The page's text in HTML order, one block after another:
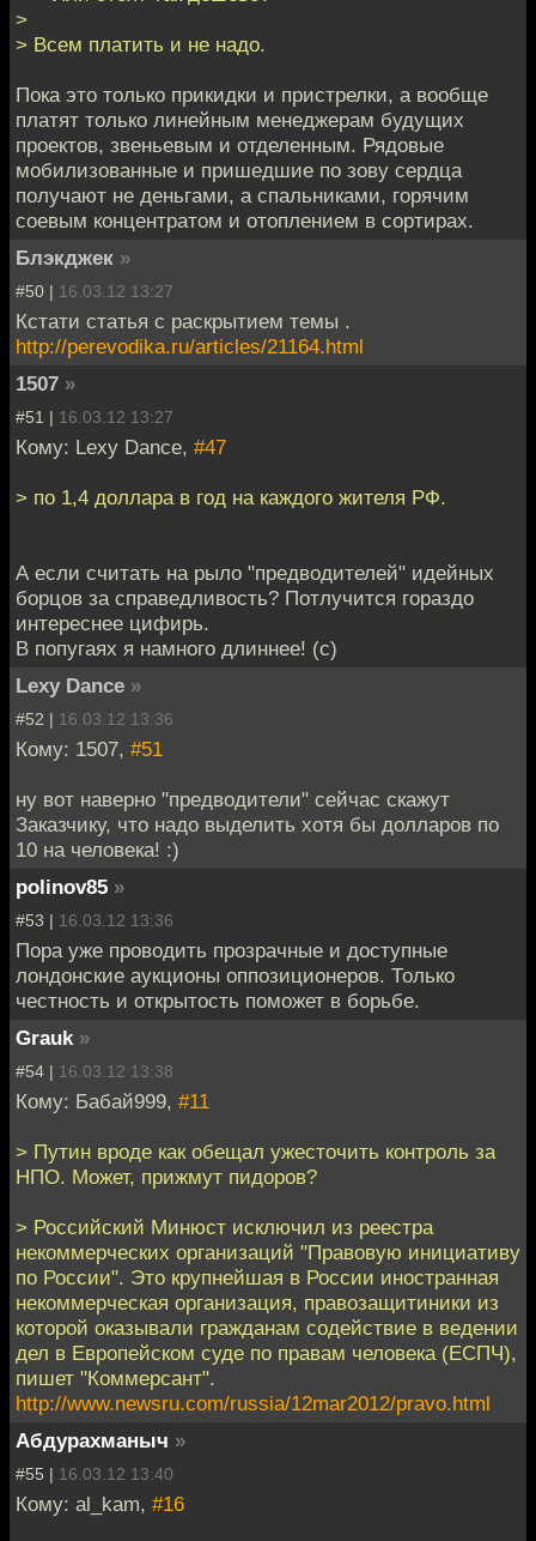
>
> Всем платить и не надо.
Пока это только прикидки и пристрелки, а вообще
платят только линейным менеджерам будущих
проектов, звеньевым и отделенным. Рядовые
мобилизованные и пришедшие по зову сердца
получают не деньгами, а спальниками, горячим
соевым концентратом и отоплением в сортирах.
Блэкджек »
#50 | 16.03.12 13:27
Кстати статья с раскрытием темы .
http://perevodika.ru/articles/21164.html
1507 »
#51 | 16.03.12 13:27
Кому: Lexy Dance, #47
> по 1,4 доллара в год на каждого жителя РФ.
А если считать на рыло "предводителей" идейных
борцов за справедливость? Потлучится гораздо
интереснее цифирь.
В попугаях я намного длиннее! (с)
Lexy Dance »
#52 | 16.03.12 13:36
Кому: 1507, #51
ну вот наверно "предводители" сейчас скажут
Заказчику, что надо выделить хотя бы долларов по
10 на человека! :)
polinov85 »
#53 | 16.03.12 13:36
Пора уже проводить прозрачные и доступные
лондонские аукционы оппозиционеров. Только
честность и открытость поможет в борьбе.
Grauk »
#54 | 16.03.12 13:38
Кому: Бабай999, #11
> Путин вроде как обещал ужесточить контроль за
НПО. Может, прижмут пидоров?
> Российский Минюст исключил из реестра
некоммерческих организаций "Правовую инициативу
по России". Это крупнейшая в России иностранная
некоммерческая организация, правозащитиники из
которой оказывали гражданам содействие в ведении
дел в Европейском суде по правам человека (ЕСПЧ),
пишет "Коммерсант".
http://www.newsru.com/russia/12mar2012/pravo.html
Абдурахманыч »
#55 | 16.03.12 13:40
Кому: al_kam, #16